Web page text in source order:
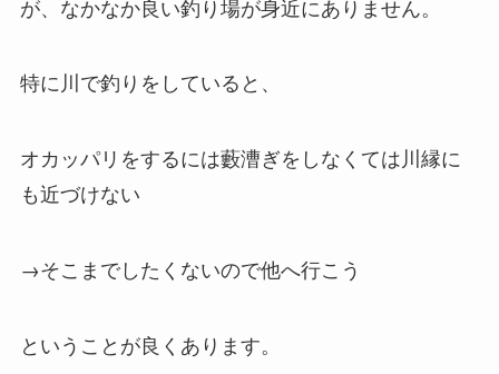
が、なかなか良い釣り場が身近にありません。
特に川で釣りをしていると、
オカッパリをするには藪漕ぎをしなくては川縁に
も近づけない
→そこまでしたくないので他へ行こう
ということが良くあります。